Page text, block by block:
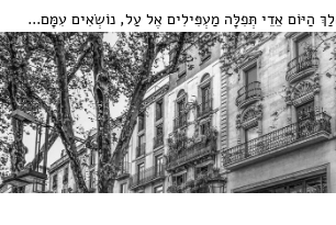
הַיּוֹם אֵדֵי תְּפִלָּה מַעְפִּילִים אֶל עַל, נוֹשְׂאִים עִמָּם...